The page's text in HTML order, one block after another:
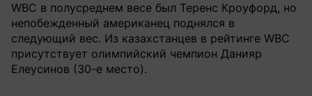
WBC в полусреднем весе был Теренс Кроуфорд, но
непобежденный американец поднялся в
следующий вес. Из казахстанцев в рейтинге WBC
присутствует олимпийский чемпион Данияр
Елеусинов (30-е место).